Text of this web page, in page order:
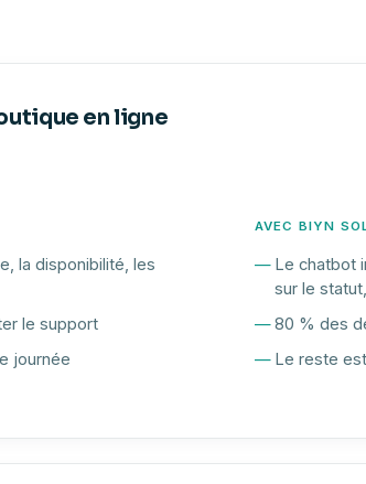
en ligne
la disponibilité, les
le support
journée
AVEC BIYN
Le chatbot
sur le
80 % des
Le reste